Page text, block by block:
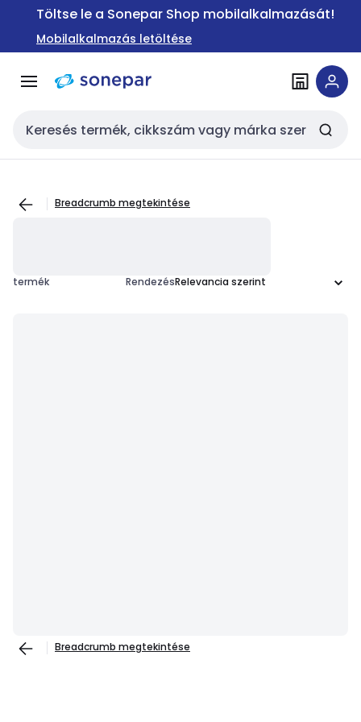
Ugrás a
Ugrás a
tartalomra
Töltse le a Sonepar Shop mobilalkalmazását!
Mobilalkalmazás letöltése
Keresési bemenet
Breadcrumb megtekintése
termék Rendezés
Breadcrumb megtekintése